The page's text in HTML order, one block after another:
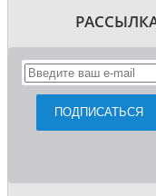
ПОДПИСАТЬСЯ